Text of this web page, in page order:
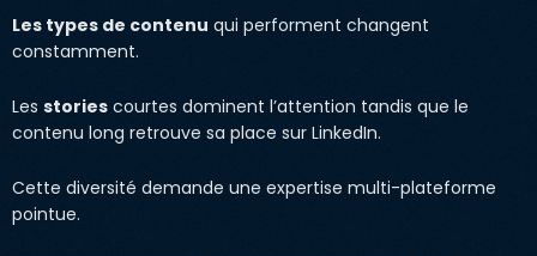
Les types de contenu qui performent changent
constamment.
Les stories courtes dominent l’attention tandis que le
contenu long retrouve sa place sur LinkedIn.
Cette diversité demande une expertise multi-plateforme
pointue.